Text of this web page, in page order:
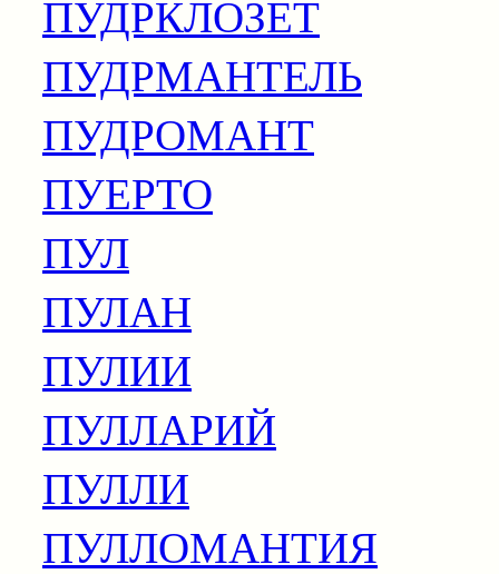
ПУДРКЛОЗЕТ
ПУДРМАНТЕЛЬ
ПУДРОМАНТ
ПУЕРТО
ПУЛ
ПУЛАН
ПУЛИИ
ПУЛЛАРИЙ
ПУЛЛИ
ПУЛЛОМАНТИЯ